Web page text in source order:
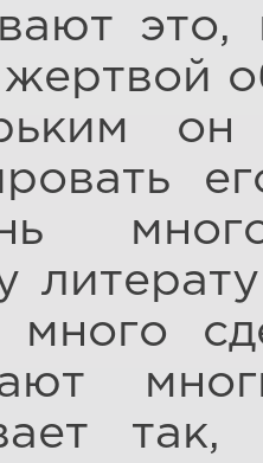
он
много
так,